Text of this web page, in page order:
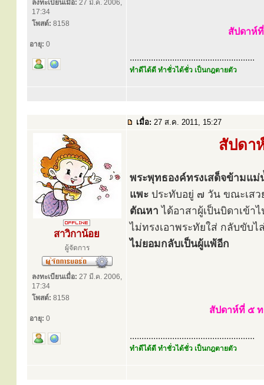
ลงทะเบียนเมื่อ: 27 มี.ค. 2006,
17:34
โพสต์: 8158
อายุ: 0
สัปดาห์
.....................................................
ทำดีได้ดี ทำชั่วได้ชั่ว เป็นกฎตายตัว
เมื่อ: 27 ส.ค. 2011, 15:27
สาวิกาน้อย
ผู้จัดการ
ลงทะเบียนเมื่อ: 27 มี.ค. 2006,
17:34
โพสต์: 8158
อายุ: 0
สัปดา
พระพุทธองค์ทรงเสด็จข้ามแม่
แพะ ประทับอยู่ ๗ วัน ขณะเส
ตัณหา ได้อาสาผู้เป็นบิดาเข้า
ไม่ทรงเอาพระทัยใส่ กลับขับไ
ไม่ยอมกลับเป็นผู้แพ้อีก
สัปดาห์ที่ ๕
.....................................................
ทำดีได้ดี ทำชั่วได้ชั่ว เป็นกฎตายตัว